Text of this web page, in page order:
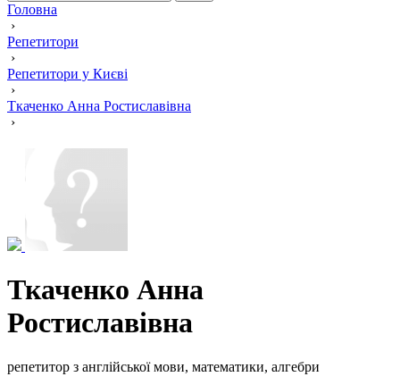
Головна
›
Репетитори
›
Репетитори у Києві
›
Ткаченко Анна Ростиславівна
›
Ткаченко Анна
Ростиславівна
репетитор з англійської мови, математики, алгебри